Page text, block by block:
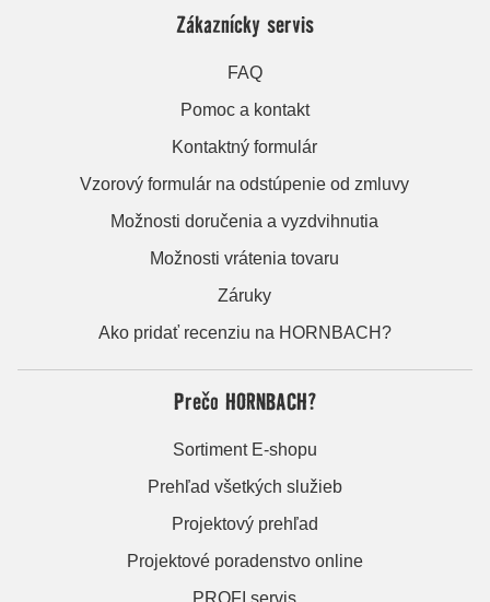
Zákaznícky servis
FAQ
Pomoc a kontakt
Kontaktný formulár
Vzorový formulár na odstúpenie od zmluvy
Možnosti doručenia a vyzdvihnutia
Možnosti vrátenia tovaru
Záruky
Ako pridať recenziu na HORNBACH?
Prečo HORNBACH?
Sortiment E-shopu
Prehľad všetkých služieb
Projektový prehľad
Projektové poradenstvo online
PROFI servis